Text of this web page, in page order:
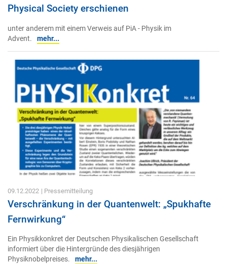
Physical Society erschienen
unter anderem mit einem Verweis auf PiA - Physik im
Advent.
mehr...
09.12.2022 | Pressemitteilung
Verschränkung in der Quantenwelt: „Spukhafte
Fernwirkung“
Ein Physikkonkret der Deutschen Physikalischen Gesellschaft
informiert über die Hintergründe des diesjährigen
Physiknobelpreises.
mehr...